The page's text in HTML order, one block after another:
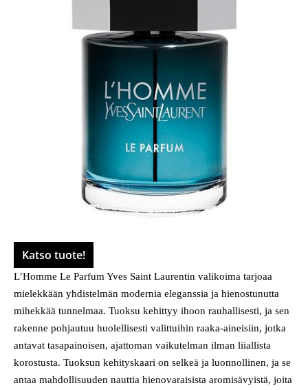
Katso tuote!
L’Homme Le Parfum Yves Saint Laurentin valikoima tarjoaa
mielekkään yhdistelmän modernia eleganssia ja hienostunutta
mihekkää tunnelmaa. Tuoksu kehittyy ihoon rauhallisesti, ja sen
rakenne pohjautuu huolellisesti valittuihin raaka-aineisiin, jotka
antavat tasapainoisen, ajattoman vaikutelman ilman liiallista
korostusta. Tuoksun kehityskaari on selkeä ja luonnollinen, ja se
antaa mahdollisuuden nauttia hienovaraisista aromisävyistä, joita